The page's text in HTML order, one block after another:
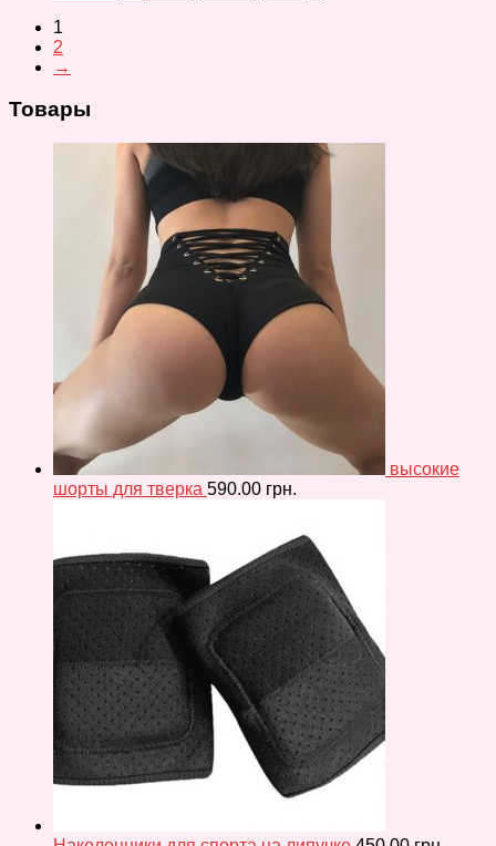
1
2
→
Товары
высокие
шорты для тверка 590.00 грн.